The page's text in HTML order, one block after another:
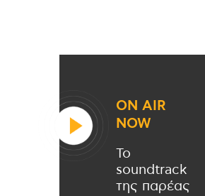
ON AIR
NOW
Το
soundtrack
της παρέας